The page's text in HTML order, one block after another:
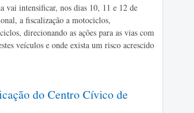
vai intensificar, nos dias 10, 11 e 12 de
a fiscalização a motociclos,
direcionando as ações para as vias com
veículos e onde exista um risco acrescido
do Centro Cívico de